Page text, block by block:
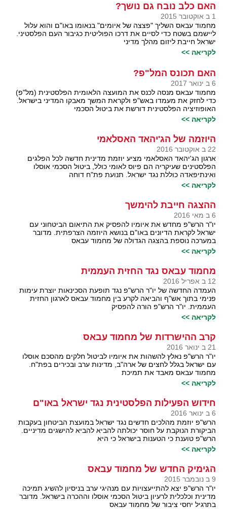
האם כלב נובח גם נושך?
1 ב אוקטובר 2015
מחמוד עבאס השליך "פצצה של איומים" בנאומו באו"ם והוא עלול
ליישמם בשטח כדי לסיים את דרכו הפוליטית כגיבור העם הפלסטיני.
ישראל חייבת ליזום מהלך מדיני
לקריאה >>
האם תכונס המל"פ?
6 ב ינואר 2017
מחמוד עבאס מנסה לכנס את המועצה הלאומית הפלסטינית (מל"פ)
כדי לחזק את מעמדו באש"פ ולקראת המשך מאבקו המדיני בישראל.
האופוזיציה הפלסטינית דורשת את ביטול הסכמי
לקריאה >>
היוזמה של הג'יהאד האסלאמי
22 ב אוקטובר 2016
ארגון הג'יהאד האסלאמי מציע יוזמת מדינית חדשה לכל הפלגים
הפלסטינים שעיקריה הם פיוס לאומי כולל, ביטול הסכמי אוסלו
ואינתיפאדה כוללת נגד ישראל. תנועת פת"ח דוחה
לקריאה >>
ההצגה חייבת להימשך
6 ב מאי 2016
יו"ר הרש"פ מחדש את איומיו להפסיק את התיאום הביטחוני עם
ישראל לקראת הדיונים באו"ם בנושא היוזמה הצרפתית. מדובר
במערכה נוספת בהצגה הגדולה של מחמוד עבאס
לקריאה >>
מחמוד עבאס נגד החזית העממית
12 ב אפריל 2016
העמדה החדשה של יו"ר הרש"פ נגד תופעת הסכינאות יוצרת עימות
פנימי בתוך אש"ף והביאה לקרע בין מחמוד עבאס לארגון החזית
העממית. יו"ר הרש"פ הורה להפסיק
לקריאה >>
קרב ההישרדות של מחמוד עבאס
21 ב ינואר 2016
יו"ר הרש"פ נאלץ להשהות את איומיו לביטול חלקים מהסכם אוסלו
עם ישראל בגלל לחצים של ארה"ב, מדינות ערב ובכירים בפת"ח.
מחמוד עבאס מאבד את תמיכת
לקריאה >>
חידוש הפעילות הפלסטינית נגד ישראל באו"ם
6 ב ינואר 2016
הרש"פ יוזמת מהלכים חדשים נגד ישראל במועצת הביטחון בעקבות
הביקורת הנוקבת על חוסר יכולתה להביא להביא להישגים מדיניים.
הרש"פ טוענת כי הטענות בישראל כי היא
לקריאה >>
הגימיק החדש של מחמוד עבאס
9 ב נובמבר 2015
יו"ר הרש"פ יצא להתייעצויות עם מנהיגי ערב בניסיון להשיג תמיכה
מדינית וכלכלית לרעיון ביטול הסכמי אוסלו וההכרה בישראל. מדובר
בתרגיל יחסי ציבור של מחמוד עבאס